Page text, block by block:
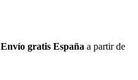
Envío gratis España a partir de